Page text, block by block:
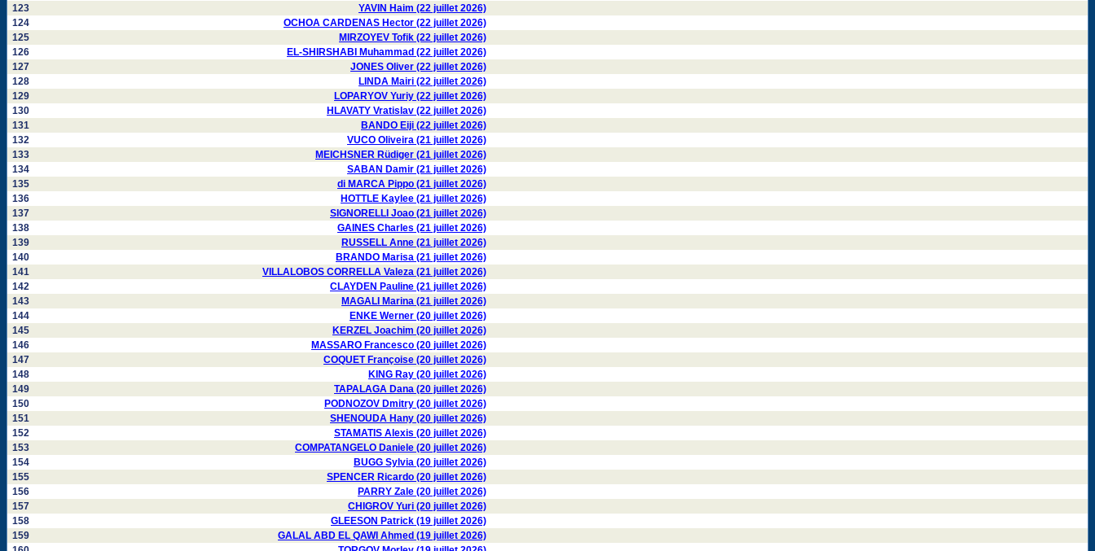
123
YAVIN Haim (22 juillet 2026)
124
OCHOA CARDENAS Hector (22 juillet 2026)
125
MIRZOYEV Tofik (22 juillet 2026)
126
EL-SHIRSHABI Muhammad (22 juillet 2026)
127
JONES Oliver (22 juillet 2026)
128
LINDA Mairi (22 juillet 2026)
129
LOPARYOV Yuriy (22 juillet 2026)
130
HLAVATY Vratislav (22 juillet 2026)
131
BANDO Eiji (22 juillet 2026)
132
VUCO Oliveira (21 juillet 2026)
133
MEICHSNER Rüdiger (21 juillet 2026)
134
SABAN Damir (21 juillet 2026)
135
di MARCA Pippo (21 juillet 2026)
136
HOTTLE Kaylee (21 juillet 2026)
137
SIGNORELLI Joao (21 juillet 2026)
138
GAINES Charles (21 juillet 2026)
139
RUSSELL Anne (21 juillet 2026)
140
BRANDO Marisa (21 juillet 2026)
141
VILLALOBOS CORRELLA Valeza (21 juillet 2026)
142
CLAYDEN Pauline (21 juillet 2026)
143
MAGALI Marina (21 juillet 2026)
144
ENKE Werner (20 juillet 2026)
145
KERZEL Joachim (20 juillet 2026)
146
MASSARO Francesco (20 juillet 2026)
147
COQUET Françoise (20 juillet 2026)
148
KING Ray (20 juillet 2026)
149
TAPALAGA Dana (20 juillet 2026)
150
PODNOZOV Dmitry (20 juillet 2026)
151
SHENOUDA Hany (20 juillet 2026)
152
STAMATIS Alexis (20 juillet 2026)
153
COMPATANGELO Daniele (20 juillet 2026)
154
BUGG Sylvia (20 juillet 2026)
155
SPENCER Ricardo (20 juillet 2026)
156
PARRY Zale (20 juillet 2026)
157
CHIGROV Yuri (20 juillet 2026)
158
GLEESON Patrick (19 juillet 2026)
159
GALAL ABD EL QAWI Ahmed (19 juillet 2026)